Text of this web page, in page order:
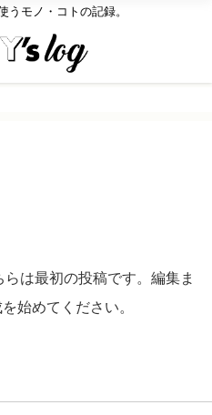
うモノ・コトの記録。
は最初の投稿です。編集ま
始めてください。